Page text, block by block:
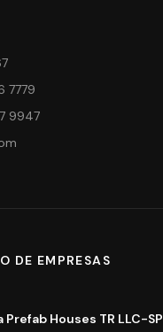
7779
9947
DE EMPRESAS
Prefab Houses TR LLC-SP